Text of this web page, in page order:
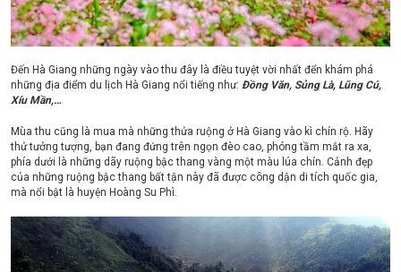
Đến Hà Giang những ngày vào thu đây là điều tuyệt vời nhất đển khám phá
những địa điểm du lịch Hà Giang nổi tiếng như: Đồng Văn, Sủng Là, Lũng Cú,
Xíu Mần,…
Mùa thu cũng là mua mà những thửa ruộng ở Hà Giang vào kì chín rộ. Hãy
thử tưởng tượng, bạn đang đứng trên ngọn đèo cao, phóng tầm mắt ra xa,
phía dưới là những dãy ruộng bậc thang vàng một màu lúa chín. Cảnh đẹp
của những ruộng bậc thang bất tận này đã được công dận di tích quốc gia,
mà nổi bật là huyện Hoàng Su Phì.